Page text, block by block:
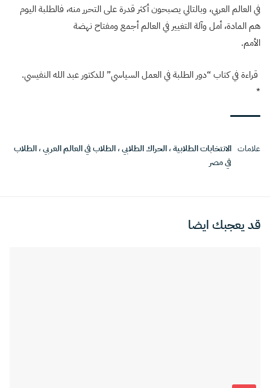
في العالم العربي، وبالتالي يصبحون أكثر قدرة على التحرر منه، فالطلبة اليوم
هم المادة، أمل وآلة التغيير في العالم أجمع ومفتاح نهضة
الأمم.
قراءة في كتاب “دور الطلبة في العمل السياسي” للدكتور عبد الله النفيسي.
*
علامات الانتخابات الطلابية،الحراك الطلابي،الطلاب في العالم العربي،الطلاب
في مصر
قد يعجبك ايضا